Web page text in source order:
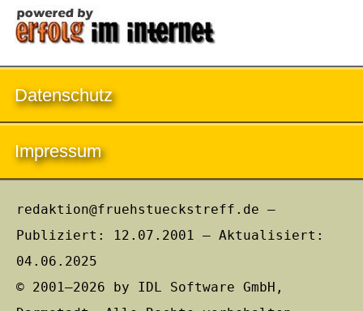
Datenschutz
Impressum
redaktion@fruehstueckstreff.de –
Publiziert: 12.07.2001 – Aktualisiert:
04.06.2025
© 2001–2026 by IDL Software GmbH,